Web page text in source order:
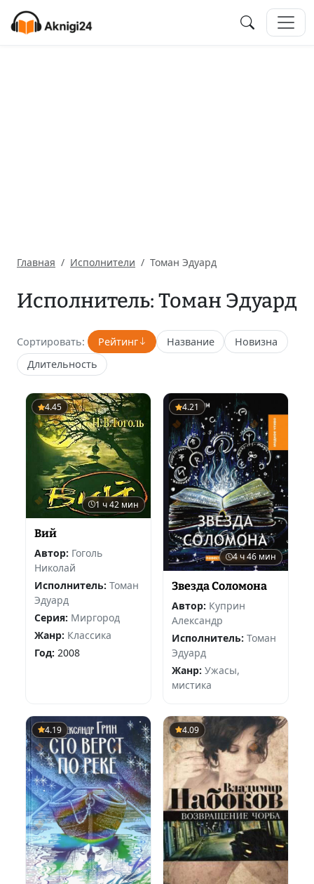
Главная Исполнители Томан Эдуард
Исполнитель: Томан Эдуард
Сортировать: Рейтинг Название
Новизна
Длительность
4.45
1 ч 42 мин
Вий
Автор: Гоголь
Николай
Исполнитель: Томан
Эдуард
Серия: Миргород
Жанр: Классика
Год: 2008
4.21
4 ч 46 мин
Звезда Соломона
Автор: Куприн
Александр
Исполнитель: Томан
Эдуард
Жанр: Ужасы,
мистика
4.19 4.09